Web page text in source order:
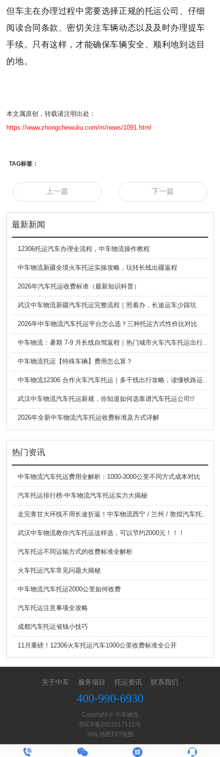
但车主在办理过程中需要选择正规的托运公司、仔细
阅读合同条款、密切关注车辆动态以及及时办理提车
手续。只有这样，才能确保车辆安全、顺利地到达目
的地。
本文属原创，转载请注明出处：
https://www.zhongchewuliu.com/m/news/1091.html
TAG标签：
上一篇 下一篇
最新新闻
12306托运汽车办理全流程，中车物流操作教程
中车物流新疆全境火车托运实操攻略，玩转长线出疆返程
2026年汽车托运收费标准（最新知识科普）
武汉中车物流新疆汽车托运完整流程｜照着办，长途运车少踩坑
2026年中车物流汽车托运平台怎么选？三种托运方式性价比对比
中车物流：暑期 7-9 月长线自驾返程｜热门城市火车汽车托运出行全攻略
中车物流托运【特殊车辆】费用怎么算？
中车物流12306 合作火车汽车托运｜多干线出行攻略，读懂铁路运车的优势与避坑要点
武汉中车物流汽车托运新规，你知道如何选靠谱汽车托运公司⁉️
2026年全新中车物流汽车托运收费标准及方式详解
热门资讯
中车物流汽车托运费用全解析：1000-3000公里不同方式成本对比
汽车托运排行榜-中车物流汽车托运实力大揭秘
走完青甘大环线不用长途折返！中车物流西宁 / 兰州 / 敦煌汽车托运全攻略
武汉中车物流教你汽车托运这样选，可以节约2000元！！！
汽车托运不同运输方式的收费标准全解析
火车托运汽车常见问题大揭秘
中车物流汽车托运2000公里如何收费
汽车托运注意事项全攻略
成都汽车托运省钱小技巧
11月重磅！12306火车托运汽车1000公里收费标准全公开
关于中车 服务项目 托运资讯 联系我们
400-990-6930
Copyright © 中车物流
鄂ICP备2023017112号
XML地图 TXT地图